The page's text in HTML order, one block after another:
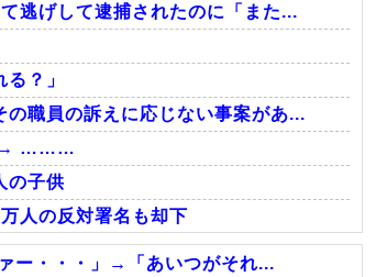
by livedoor 相互RSS
逃げして逮捕されたのに「また...
？」
の職員の訴えに応じない事案があ...
→ ………
の子供
人の反対署名も却下
ー・・・」→「あいつがそれ...